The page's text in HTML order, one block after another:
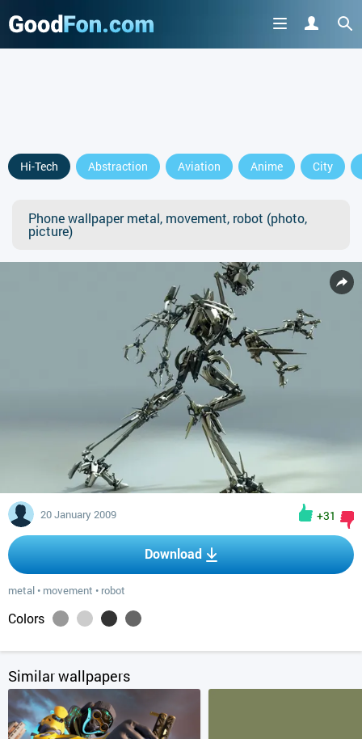
Hi-Tech Abstraction Aviation Anime City
Phone wallpaper metal, movement, robot (photo,
picture)
20 January 2009 +31
Download
metal • movement • robot
Colors
Similar wallpapers